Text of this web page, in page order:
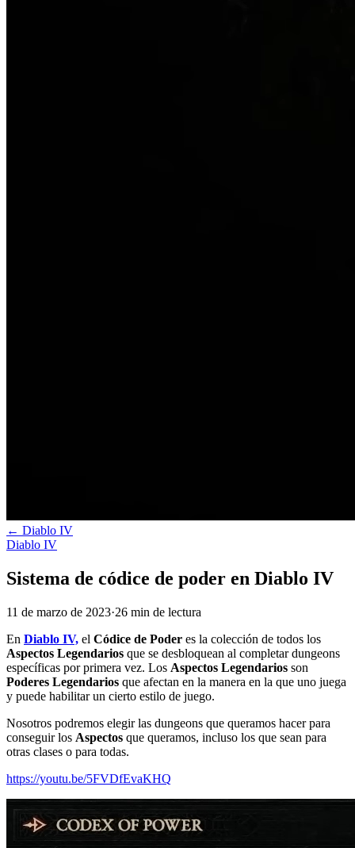
← Diablo IV
Diablo IV
Sistema de códice de poder en Diablo IV
11 de marzo de 2023·26 min de lectura
En Diablo IV, el Códice de Poder es la colección de todos los
Aspectos Legendarios que se desbloquean al completar dungeons
específicas por primera vez. Los Aspectos Legendarios son
Poderes Legendarios que afectan en la manera en la que uno juega
y puede habilitar un cierto estilo de juego.
Nosotros podremos elegir las dungeons que queramos hacer para
conseguir los Aspectos que queramos, incluso los que sean para
otras clases o para todas.
https://youtu.be/5FVDfEvaKHQ